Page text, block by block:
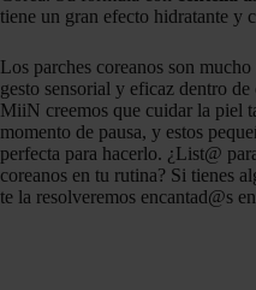
tiene un gran efecto hidratante y
Los parches coreanos son
gesto sensorial y eficaz dentro
MiiN creemos que cuidar la piel
momento de pausa, y estos
perfecta para hacerlo. ¿List@
coreanos en tu rutina? Si tienes
te la resolveremos encantad@s en